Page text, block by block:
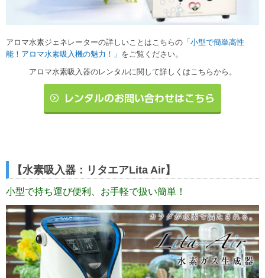
アロマ水素ジェネレーターの詳しいことはこちらの 「小型で簡単高性
能！アロマ水素吸入機の魅力！」 をご覧ください。
アロマ水素吸入器のレンタルに関して詳しくはこちらから。
【水素吸入器：リタエアLita Air】
小型で持ち運び便利、お手軽で扱い簡単！